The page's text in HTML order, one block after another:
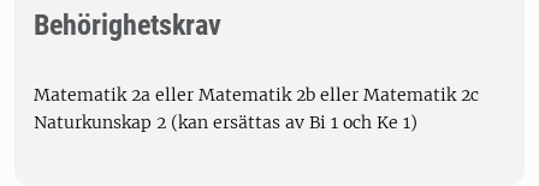
Behörighetskrav
Matematik 2a eller Matematik 2b eller Matematik 2c
Naturkunskap 2 (kan ersättas av Bi 1 och Ke 1)